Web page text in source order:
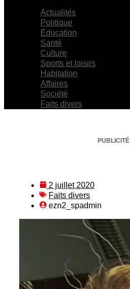
Actualités
Politique
Éducation
Santé
Culture
Sports et loisirs
Habitation
Affaires
Société
Faits divers
PUBLICITÉ
2 juillet 2020
Faits divers
ezn2_spadmin